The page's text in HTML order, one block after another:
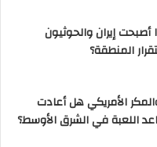
أصبحت إيران والحوثيون
المنطقة؟
الأمريكي هل أعادت
اللعبة في الشرق الأوسط؟